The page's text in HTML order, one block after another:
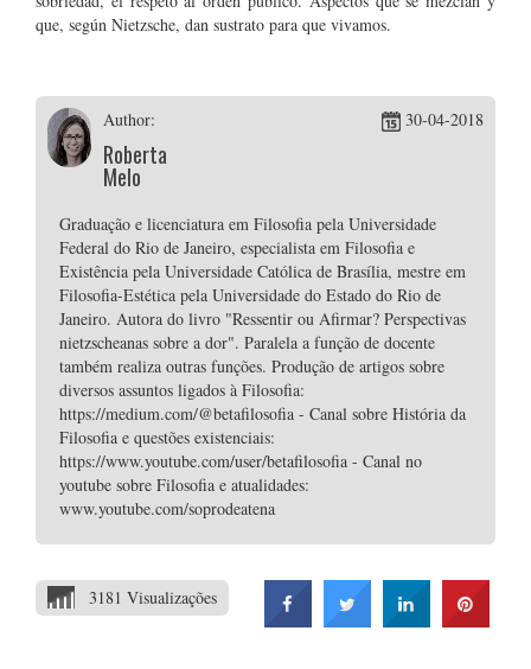
que, según Nietzsche, dan sustrato para que vivamos.
Author:
Roberta
Melo
30-04-2018
Graduação e licenciatura em Filosofia pela Universidade
Federal do Rio de Janeiro, especialista em Filosofia e
Existência pela Universidade Católica de Brasília, mestre em
Filosofia-Estética pela Universidade do Estado do Rio de
Janeiro. Autora do livro "Ressentir ou Afirmar? Perspectivas
nietzscheanas sobre a dor". Paralela a função de docente
também realiza outras funções. Produção de artigos sobre
diversos assuntos ligados à Filosofia:
https://medium.com/@betafilosofia - Canal sobre História da
Filosofia e questões existenciais:
https://www.youtube.com/user/betafilosofia - Canal no
youtube sobre Filosofia e atualidades:
www.youtube.com/soprodeatena
3181 Visualizações